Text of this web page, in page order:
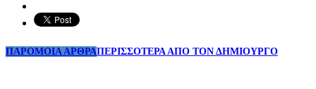
ΠΑΡΟΜΟΙΑ ΑΡΘΡΑΠΕΡΙΣΣΟΤΕΡΑ ΑΠΟ ΤΟΝ ΔΗΜΙΟΥΡΓΟ